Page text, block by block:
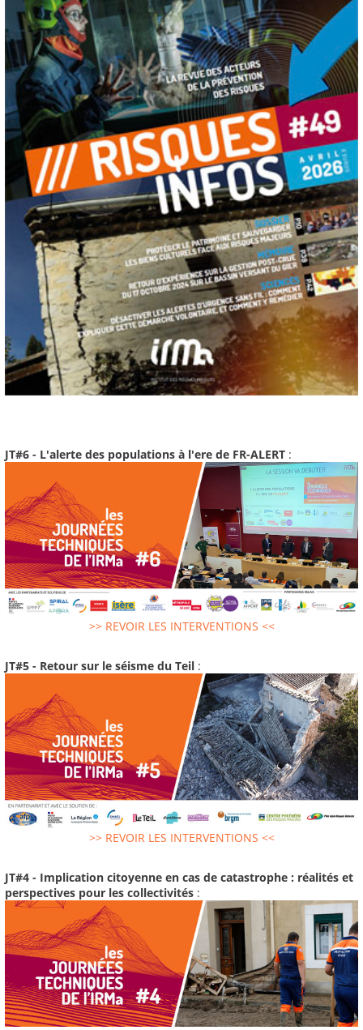
JT#6 - L'alerte des populations à l'ere de FR-ALERT :
>> REVOIR LES INTERVENTIONS <<
JT#5 - Retour sur le séisme du Teil :
>> REVOIR LES INTERVENTIONS <<
JT#4 - Implication citoyenne en cas de catastrophe : réalités et
perspectives pour les collectivités :